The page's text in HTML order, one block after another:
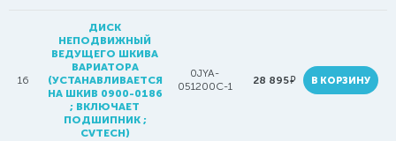
16
ДИСК
НЕПОДВИЖНЫЙ
ВЕДУЩЕГО ШКИВА
ВАРИАТОРА
(УСТАНАВЛИВАЕТСЯ
НА ШКИВ 0900-0186
; ВКЛЮЧАЕТ
ПОДШИПНИК ;
CVTECH)
0JYA-
051200C-1
28 895руб. В КОРЗИНУ